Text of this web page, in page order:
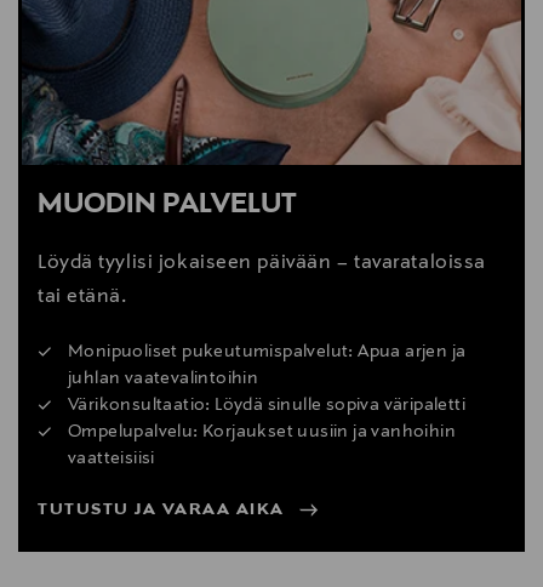
MUODIN PALVELUT
Löydä tyylisi jokaiseen päivään – tavarataloissa
tai etänä.
Monipuoliset pukeutumispalvelut: Apua arjen ja
juhlan vaatevalintoihin
Värikonsultaatio: Löydä sinulle sopiva väripaletti
Ompelupalvelu: Korjaukset uusiin ja vanhoihin
vaatteisiisi
TUTUSTU JA VARAA AIKA